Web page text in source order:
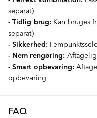
separat)
- Tidlig brug: Kan bruges
separat)
- Sikkerhed:
- Nem rengøring:
- Smart opbevaring:
opbevaring
FAQ